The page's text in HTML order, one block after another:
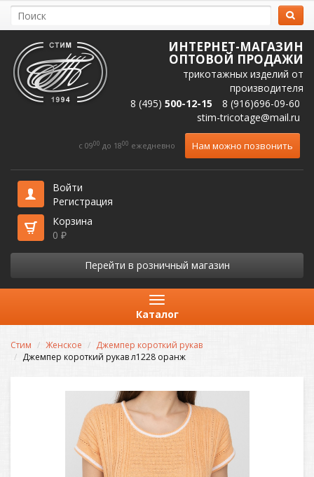
ИНТЕРНЕТ-МАГАЗИН
ОПТОВОЙ ПРОДАЖИ
трикотажных изделий от
производителя
8 (495) 500-12-15
8 (916)696-09-60
stim-tricotage@mail.ru
c 0900 до 1800 ежедневно Нам можно позвонить
Войти
Регистрация
Корзина
0 ₽
Перейти в розничный магазин
Каталог
Стим Женское
Джемпер короткий рукав
Джемпер короткий рукав л1228 оранж